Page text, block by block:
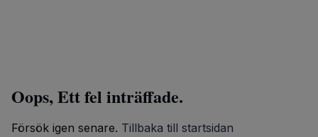
Oops, Ett fel inträffade.
Försök igen senare. Tillbaka till startsidan